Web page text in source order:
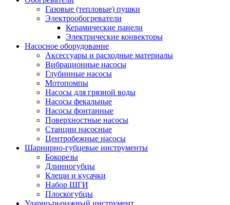
Газовые (тепловые) пушки
Электрообогреватели
Керамические панели
Электрические конвекторы
Насосное оборудование
Аксессуары и расходные материалы
Вибрационные насосы
Глубинные насосы
Мотопомпы
Насосы для грязной воды
Насосы фекальные
Насосы фонтанные
Поверхностные насосы
Станции насосные
Центробежные насосы
Шарнирно-губцевые инструменты
Бокорезы
Длинногубцы
Клещи и кусачки
Набор ШГИ
Плоскогубцы
Ударно-рычажный инструмент